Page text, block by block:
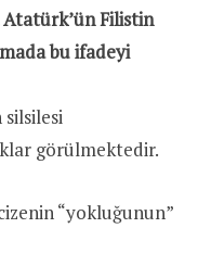
Filistin
bu ifadeyi
silsilesi
görülmektedir.
“yokluğunun”